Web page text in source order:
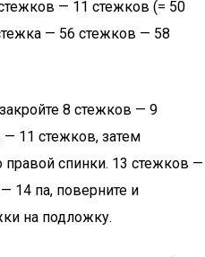
— 11 стежков (= 50
— 56 стежков — 58
8 стежков — 9
11 стежков, затем
спинки. 13 стежков —
14 па, поверните и
на подложку.